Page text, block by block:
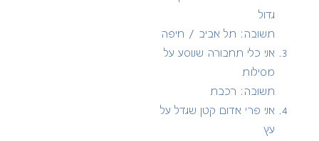
גדול
תשובה: תל אביב / חיפה
אני כלי תחבורה שנוסע על
מסילות
תשובה: רכבת
אני פרי אדום קטן שגדל על
עץ